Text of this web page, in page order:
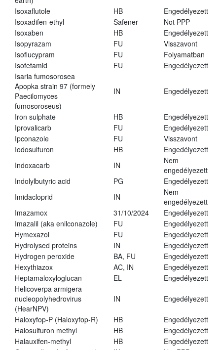
Isoxaflutole
HB
Engedélyezett
Isoxadifen-ethyl
Safener
Not PPP
Isoxaben
HB
Engedélyezett
Isopyrazam
FU
Visszavont
Isoflucypram
FU
Folyamatban
Isofetamid
FU
Engedélyezett
Isaria fumosorosea
Apopka strain 97 (formely
Paecilomyces
fumosoroseus)
IN Engedélyezett
Iron sulphate HB
Engedélyezett
Iprovalicarb
FU
Engedélyezett
Ipconazole
FU
Visszavont
Iodosulfuron
HB
Engedélyezett
Indoxacarb
IN
Nem
engedélyezett
Indolylbutyric acid
PG
Engedélyezett
Imidacloprid
IN
Nem
engedélyezett
Imazamox
31/10/2024
Engedélyezett
Imazalil (aka enilconazole)
FU
Engedélyezett
Hymexazol
FU
Engedélyezett
Hydrolysed proteins
IN
Engedélyezett
Hydrogen peroxide
BA, FU
Engedélyezett
Hexythiazox
AC, IN
Engedélyezett
Heptamaloxyloglucan
EL
Engedélyezett
Helicoverpa armigera
nucleopolyhedrovirus
(HearNPV)
IN Engedélyezett
Haloxyfop-P (Haloxyfop-R) HB
Engedélyezett
Halosulfuron methyl
HB
Engedélyezett
Halauxifen-methyl
HB
Engedélyezett